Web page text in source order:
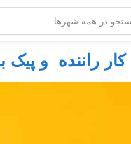
کار راننده و